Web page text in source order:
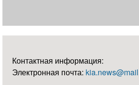
Контактная информация:
Электронная почта: